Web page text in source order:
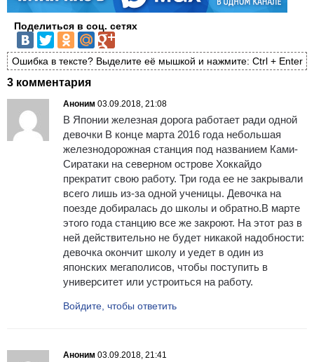
Поделиться в соц. сетях
Ошибка в тексте? Выделите её мышкой и нажмите: Ctrl + Enter
3 комментария
Аноним 03.09.2018, 21:08
В Японии железная дорога работает ради одной
девочки В конце марта 2016 года небольшая
железнодорожная станция под названием Ками-
Сиратаки на северном острове Хоккайдо
прекратит свою работу. Три года ее не закрывали
всего лишь из-за одной ученицы. Девочка на
поезде добиралась до школы и обратно.В марте
этого года станцию все же закроют. На этот раз в
ней действительно не будет никакой надобности:
девочка окончит школу и уедет в один из
японских мегаполисов, чтобы поступить в
университет или устроиться на работу.
Войдите, чтобы ответить
Аноним 03.09.2018, 21:41